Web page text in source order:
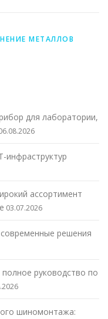
МЕТАЛЛОВ
для лаборатории,
ассортимент
03.07.2026
решения
руководство по
шиномонтажа: